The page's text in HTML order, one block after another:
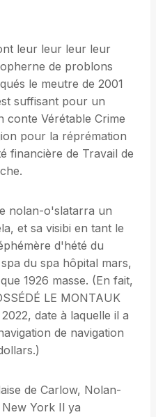
leur leur leur leur
de problons
le meutre de 2001
suffisant pour un
Vérétable Crime
pour la réprémation
financière de Travail de
nolan-o'slatarra un
et sa visibi en tant le
d'hété du
du spa hôpital mars,
1926 masse. (En fait,
LE MONTAUK
date à laquelle il a
de navigation
de Carlow, Nolan-
York Il ya